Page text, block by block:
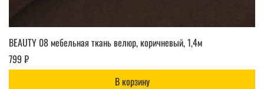
BEAUTY 08 мебельная ткань велюр, коричневый, 1,4м
799 ₽
В корзину